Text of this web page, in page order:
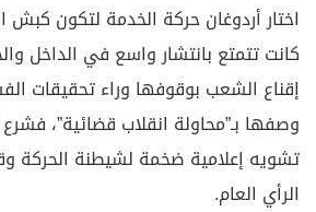
اختار أردوغان حركة الخدمة لتكون كبش
كانت تتمتع بانتشار واسع في الداخل
إقناع الشعب بوقوفها وراء تحقيقات
وصفها بـ”محاولة انقلاب قضائية”،
تشويه إعلامية ضخمة لشيطنة الحركة
الرأي العام.